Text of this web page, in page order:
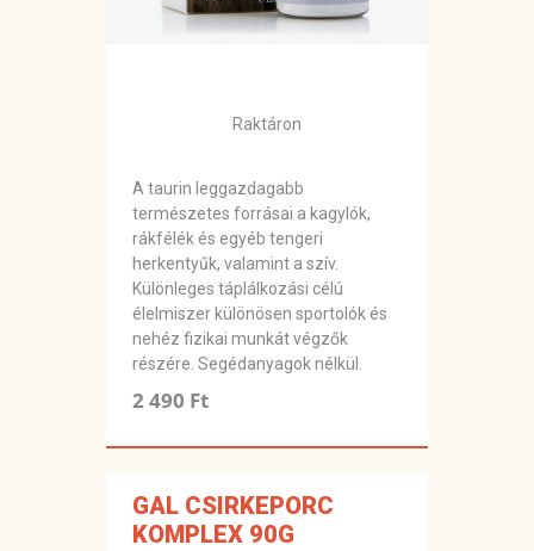
Raktáron
A taurin leggazdagabb
természetes forrásai a kagylók,
rákfélék és egyéb tengeri
herkentyűk, valamint a szív.
Különleges táplálkozási célú
élelmiszer különösen sportolók és
nehéz fizikai munkát végzők
részére. Segédanyagok nélkül.
2 490 Ft
GAL CSIRKEPORC
KOMPLEX 90G